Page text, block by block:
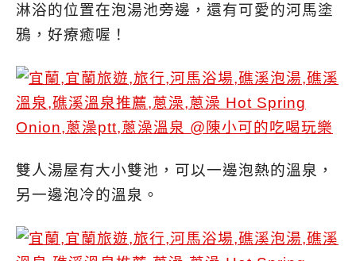
淋浴的位置在泡湯池旁邊，還有可愛的河馬塗
鴉，好療癒喔！
雙人湯屋有大小雙池，可以一邊泡熱的溫泉，
另一邊泡冷的溫泉。